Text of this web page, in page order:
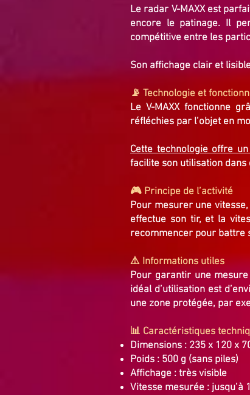
Le radar V-MAXX est
encore le patinage. Il
compétitive entre les
Son affichage clair et
📡 Technologie et
Le V-MAXX fonctionne
réfléchies par l’objet en
Cette technologie offre
facilite son utilisation
🎮 Principe de l’activité
Pour mesurer une
effectue son tir, et la
recommencer pour battre
⚠️ Informations utiles
Pour garantir une
idéal d’utilisation est
une zone protégée, par
📊 Caractéristiques
Dimensions : 235 x 120 x
Poids : 500 g (sans piles)
Affichage : très visible
Vitesse mesurée : jusqu’à